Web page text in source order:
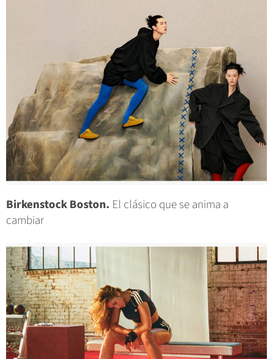
Birkenstock Boston. El clásico que se anima a
cambiar